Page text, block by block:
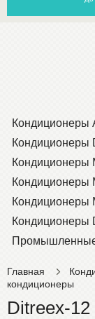
Кондиционеры
Кондиционеры
Кондиционеры
Кондиционеры
Кондиционеры
Кондиционеры
Главная
кондиционеры
Ditreex-